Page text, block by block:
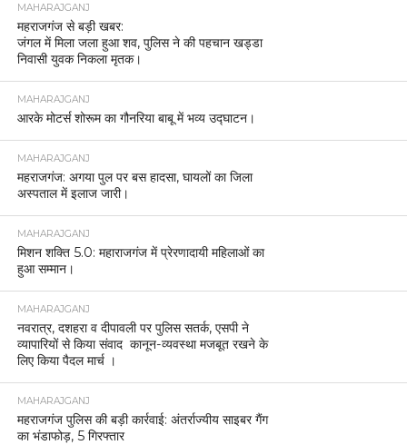
MAHARAJGANJ
महराजगंज से बड़ी खबर:
जंगल में मिला जला हुआ शव, पुलिस ने की पहचान खड्डा
निवासी युवक निकला मृतक।
MAHARAJGANJ
आरके मोटर्स शोरूम का गौनरिया बाबू में भव्य उद्घाटन।
MAHARAJGANJ
महराजगंज: अगया पुल पर बस हादसा, घायलों का जिला
अस्पताल में इलाज जारी।
MAHARAJGANJ
मिशन शक्ति 5.0: महाराजगंज में प्रेरणादायी महिलाओं का
हुआ सम्मान।
MAHARAJGANJ
नवरात्र, दशहरा व दीपावली पर पुलिस सतर्क, एसपी ने
व्यापारियों से किया संवाद कानून-व्यवस्था मजबूत रखने के
लिए किया पैदल मार्च ।
MAHARAJGANJ
महराजगंज पुलिस की बड़ी कार्रवाई: अंतर्राज्यीय साइबर गैंग
का भंडाफोड़, 5 गिरफ्तार